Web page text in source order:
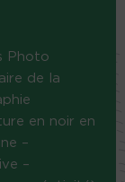
Photo
de la
en noir en
–
–